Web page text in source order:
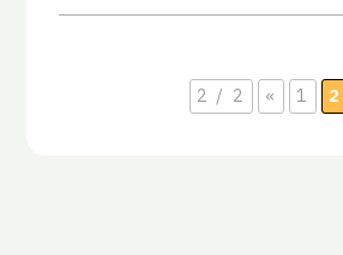
2 / 2 « 1 2